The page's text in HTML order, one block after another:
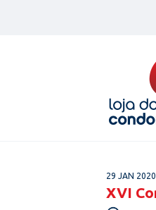
29 JAN 2020
XVI